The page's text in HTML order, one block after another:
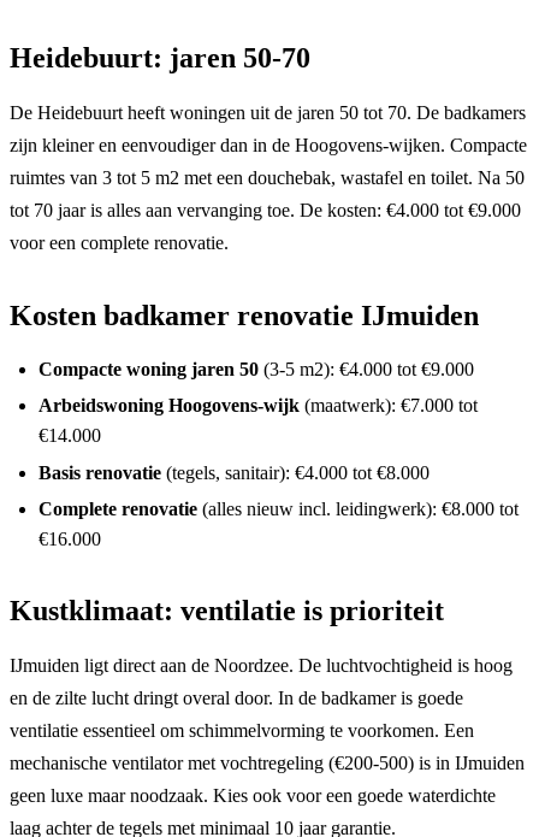
Heidebuurt: jaren 50-70
De Heidebuurt heeft woningen uit de jaren 50 tot 70. De badkamers
zijn kleiner en eenvoudiger dan in de Hoogovens-wijken. Compacte
ruimtes van 3 tot 5 m2 met een douchebak, wastafel en toilet. Na 50
tot 70 jaar is alles aan vervanging toe. De kosten: €4.000 tot €9.000
voor een complete renovatie.
Kosten badkamer renovatie IJmuiden
Compacte woning jaren 50 (3-5 m2): €4.000 tot €9.000
Arbeidswoning Hoogovens-wijk (maatwerk): €7.000 tot
€14.000
Basis renovatie (tegels, sanitair): €4.000 tot €8.000
Complete renovatie (alles nieuw incl. leidingwerk): €8.000 tot
€16.000
Kustklimaat: ventilatie is prioriteit
IJmuiden ligt direct aan de Noordzee. De luchtvochtigheid is hoog
en de zilte lucht dringt overal door. In de badkamer is goede
ventilatie essentieel om schimmelvorming te voorkomen. Een
mechanische ventilator met vochtregeling (€200-500) is in IJmuiden
geen luxe maar noodzaak. Kies ook voor een goede waterdichte
laag achter de tegels met minimaal 10 jaar garantie.